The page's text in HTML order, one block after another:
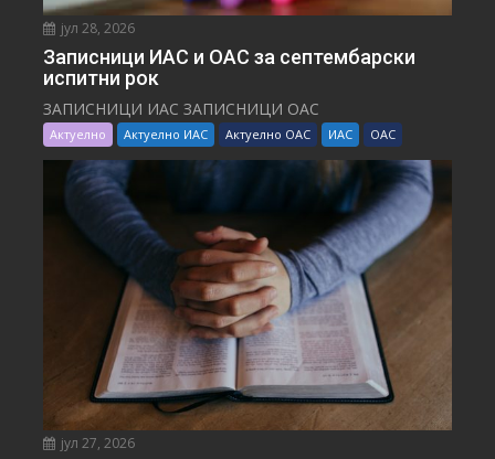
јул 28, 2026
Записници ИАС и ОАС за септембарски
испитни рок
ЗАПИСНИЦИ ИАС ЗАПИСНИЦИ ОАС
Актуелно Актуелно ИАС Актуелно ОАС ИАС ОАС
јул 27, 2026